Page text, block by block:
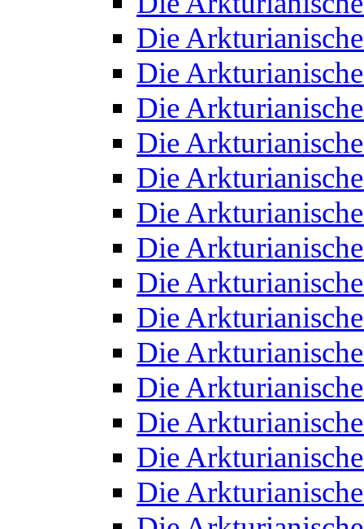
Die
Die
Die
Die
Die
Die
Die
Die
Die
Die
Die
Die
Die
Die